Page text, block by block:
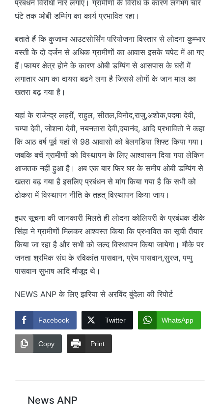
प्रबंधन विरोधी नारे लगाए। ग्रामीणों के विरोध के कारण लगभग चार
घंटे तक ओबी डम्पिंग का कार्य प्रभावित रहा।
बताते हैं कि कुजामा आउटसोर्सिंग परियोजना विस्तार से लोदना कुम्भार
बस्ती के दो दर्जन से अधिक ग्रामीणों का आवास इसके चपेट में आ गए
हैं।फायर क्षेत्र होने के कारण ओबी डम्पिंग से आसपास के घरों में
लगातार आग का दायरा बढने लगा है जिससे लोगों के जान माल का
खतरा बढ़ गया है।
यहां के राजेन्द्र लहरीं, राहुल, सीतल,विनोद,राजु,अशोक,पदमा देवी,
चम्पा देवी, जोशना देवी, नयनतारा देवी,दयानंद, आदि प्रभावितो ने कहा
कि आठ वर्ष पूर्व यहां से 98 आवासो को बेलगडिया शिफ्ट किया गया।
जबकि बचें ग्रामीणों को विस्थापन के लिए आश्वासन दिया गया लेकिन
आजतक नहीं हुआ है। अब एक बार फिर घर के समीप ओबी डम्पिंग से
खतरा बढ़ गया है इसलिए प्रबंधन से मांग किया गया है कि सभी को
ढोकरा में विस्थापन नीति के तहत् विस्थापन किया जाय।
इधर सूचना की जानकारी मिलते ही लोदना कोलियरी के प्रबंधक डीके
सिंहा ने ग्रामीणों मिलकर आश्वस्त किया कि प्रभावित का सूची तैयार
किया जा रहा है और सभी को जल्द विस्थापन किया जायेगा। मौके पर
जनता श्रमिक संघ के रविकांत पासवान, प्रेम पासवान,सुरज, पप्पु
पासवान सुभाष आदि मौजूद थे।
NEWS ANP के लिए झरिया से अरविंद बुंदेला की रिपोर्ट
Facebook Twitter WhatsApp
Copy Print
News ANP